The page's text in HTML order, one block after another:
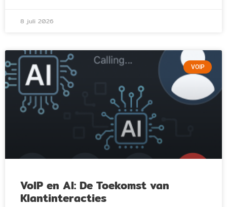
8 juli 2026
VOIP
VoIP en AI: De Toekomst van
Klantinteracties